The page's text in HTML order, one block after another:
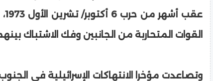
القوات المتحاربة من الجانبين وفك الاشتباك
وتصاعدت مؤخرا الانتهاكات الإسرائيلية في